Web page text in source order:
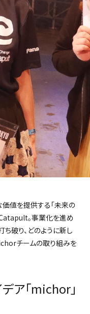
値を提供する「未来の
。事業化を進め
破り、どのように新し
チームの取り組みを
ア「michor」